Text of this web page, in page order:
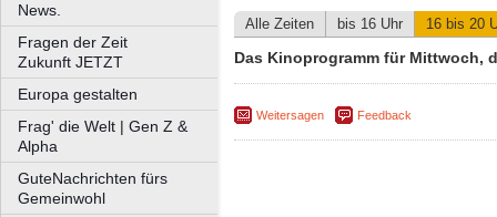
News.
Fragen der Zeit
Zukunft JETZT
Europa gestalten
Frag' die Welt | Gen Z &
Alpha
GuteNachrichten fürs
Gemeinwohl
Alle Zeiten bis 16 Uhr 16 bis 20
Das Kinoprogramm für Mittwoch,
Weitersagen Feedback